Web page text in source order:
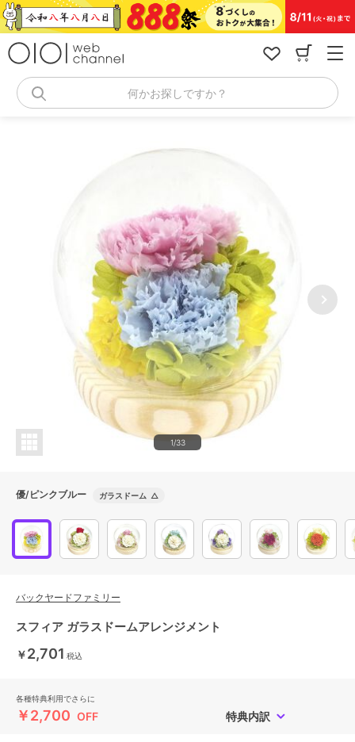
コ
ン
何かお探しですか？
1/33
優/ピンクブルー ガラスドーム △
バックヤードファミリー
スフィア ガラスドームアレンジメント
￥2,701 税込
各種特典利用でさらに
￥2,700 OFF 特典内訳